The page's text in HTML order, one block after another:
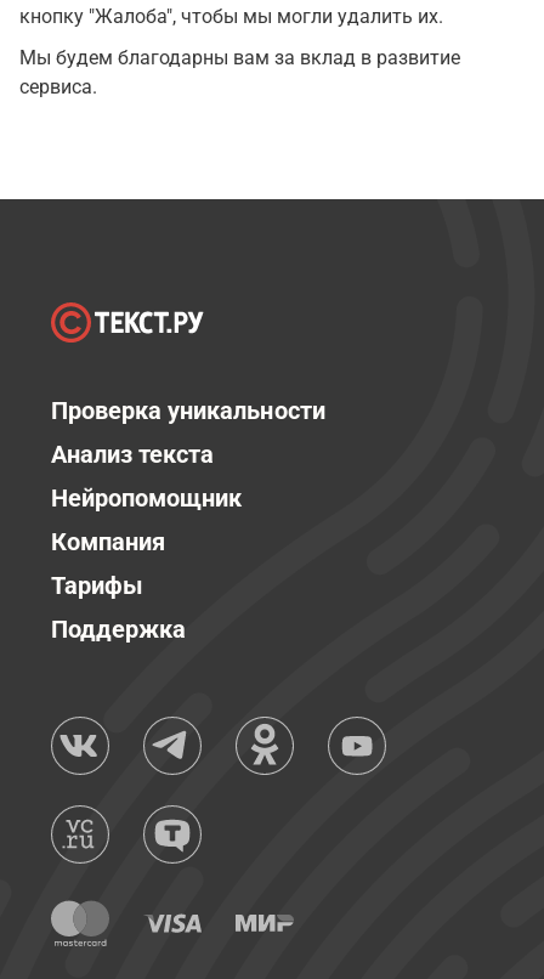
кнопку "Жалоба", чтобы мы могли удалить их.
Мы будем благодарны вам за вклад в развитие
сервиса.
Проверка уникальности
Анализ текста
Нейропомощник
Компания
Тарифы
Поддержка